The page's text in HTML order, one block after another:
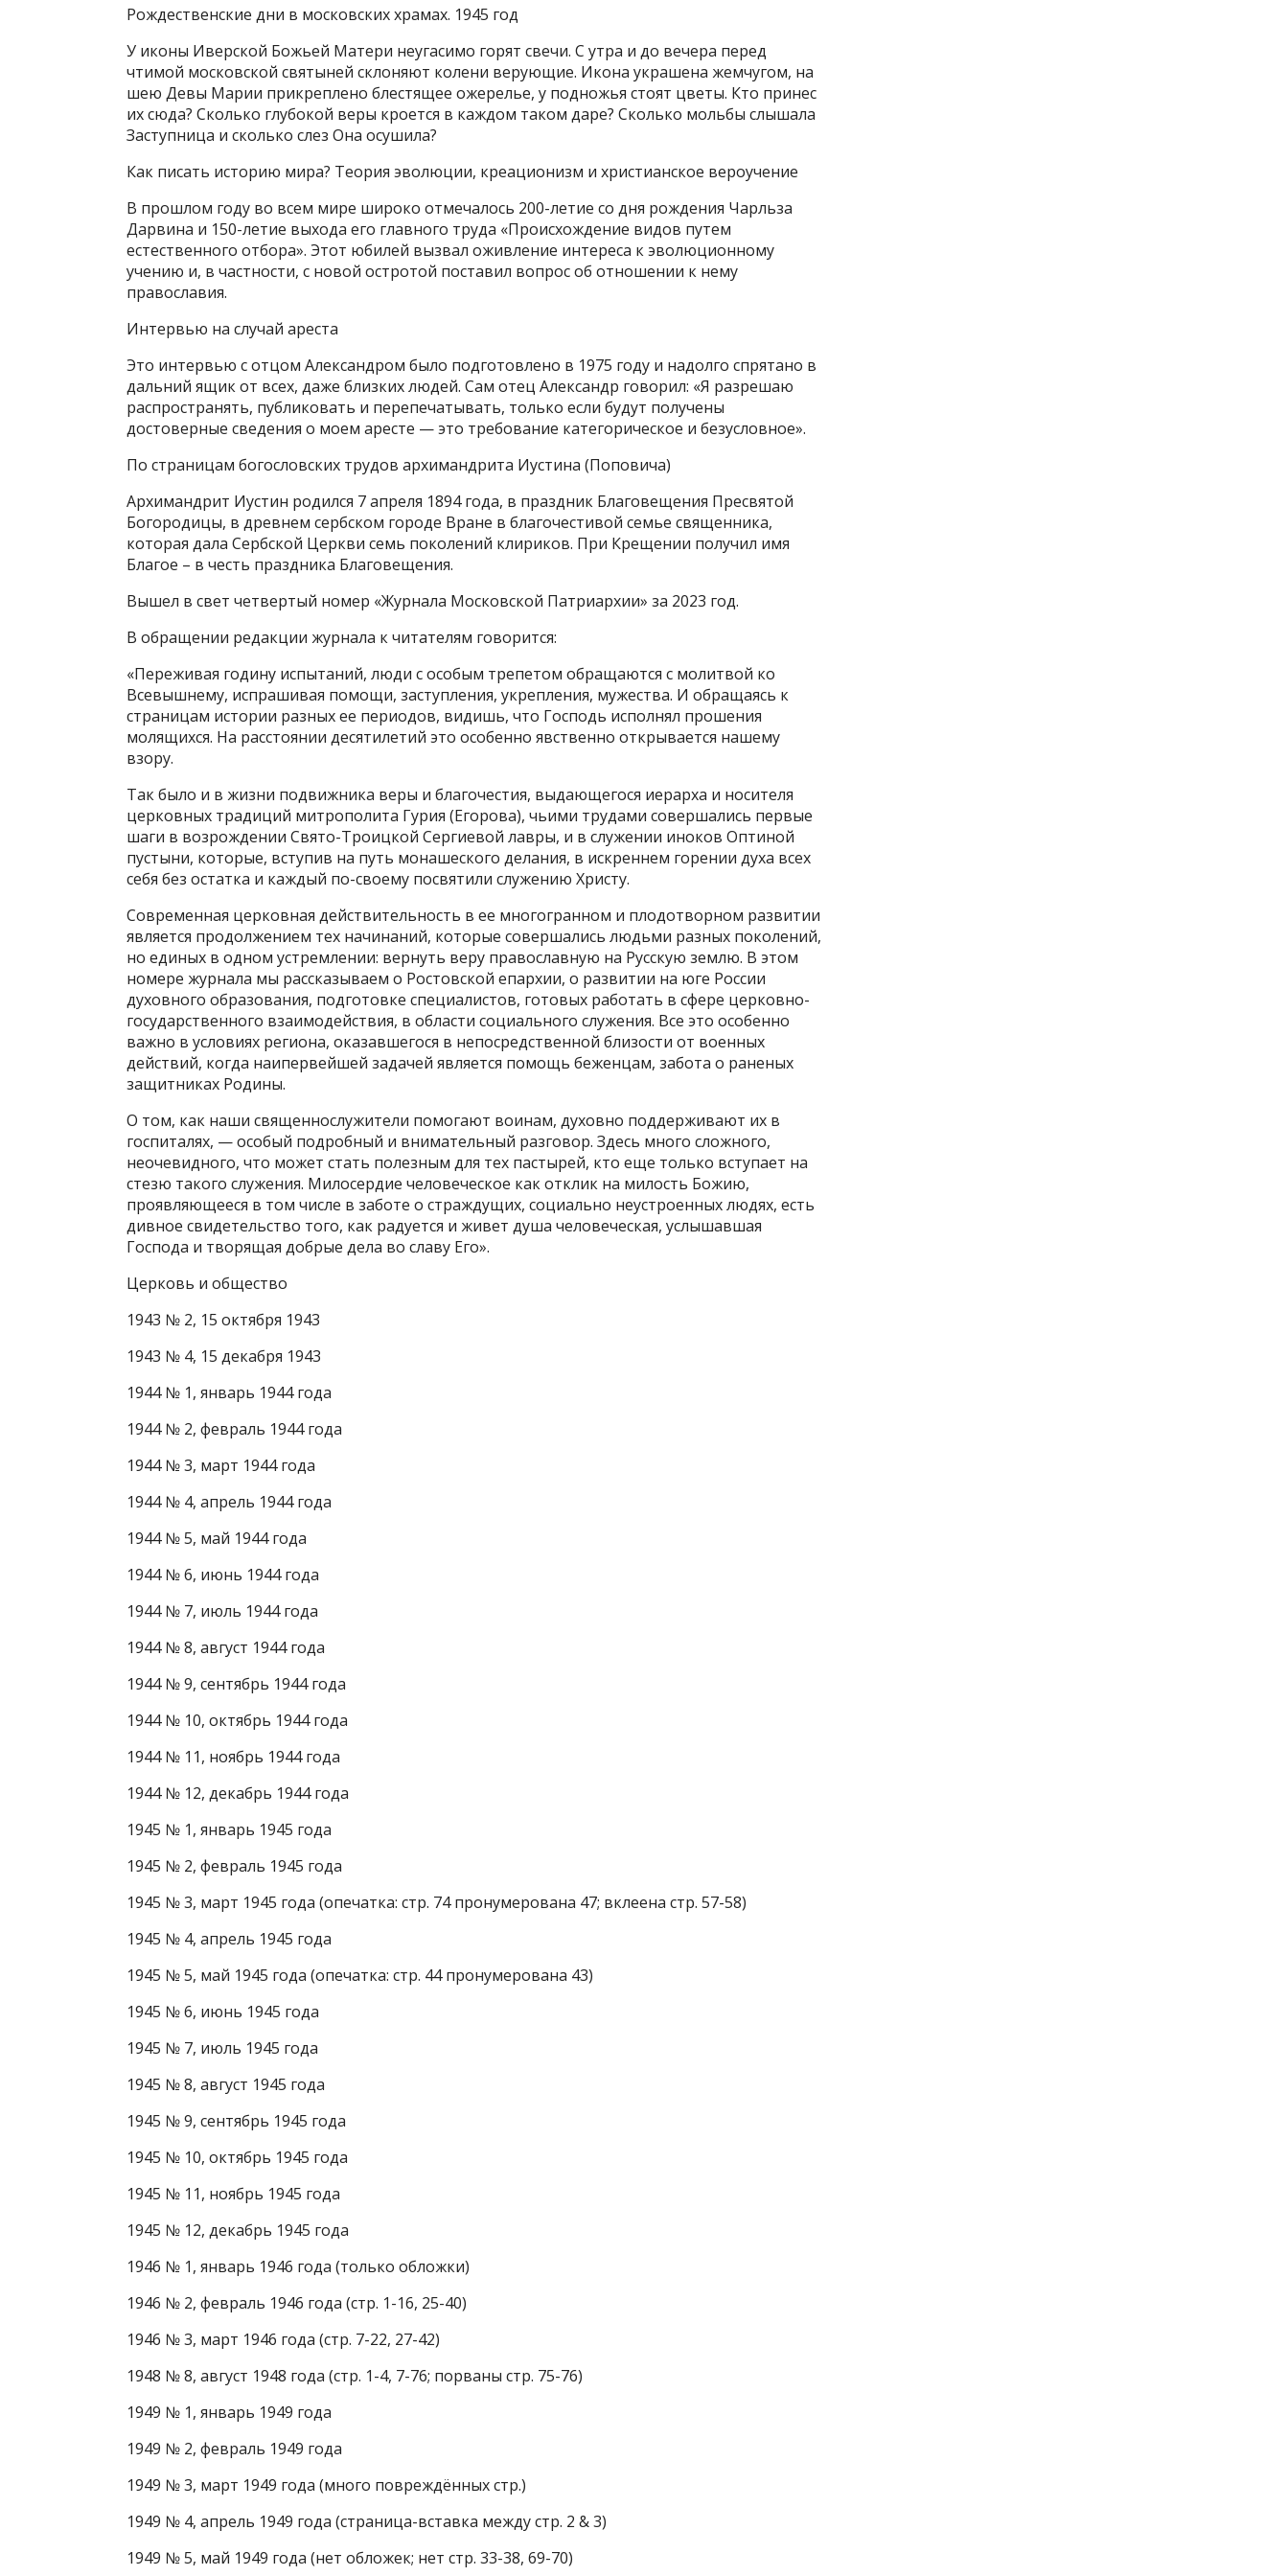
Рождественские дни в московских храмах. 1945 год
У иконы Иверской Божьей Матери неугасимо горят свечи. С утра и до вечера перед
чтимой московской святыней склоняют колени верующие. Икона украшена жемчугом, на
шею Девы Марии прикреплено блестящее ожерелье, у подножья стоят цветы. Кто принес
их сюда? Сколько глубокой веры кроется в каждом таком даре? Сколько мольбы слышала
Заступница и сколько слез Она осушила?
Как писать историю мира? Теория эволюции, креационизм и христианское вероучение
В прошлом году во всем мире широко отмечалось 200-летие со дня рождения Чарльза
Дарвина и 150-летие выхода его главного труда «Происхождение видов путем
естественного отбора». Этот юбилей вызвал оживление интереса к эволюционному
учению и, в частности, с новой остротой поставил вопрос об отношении к нему
православия.
Интервью на случай ареста
Это интервью с отцом Александром было подготовлено в 1975 году и надолго спрятано в
дальний ящик от всех, даже близких людей. Сам отец Александр говорил: «Я разрешаю
распространять, публиковать и перепечатывать, только если будут получены
достоверные сведения о моем аресте — это требование категорическое и безусловное».
По страницам богословских трудов архимандрита Иустина (Поповича)
Архимандрит Иустин родился 7 апреля 1894 года, в праздник Благовещения Пресвятой
Богородицы, в древнем сербском городе Вране в благочестивой семье священника,
которая дала Сербской Церкви семь поколений клириков. При Крещении получил имя
Благое – в честь праздника Благовещения.
Вышел в свет четвертый номер «Журнала Московской Патриархии» за 2023 год.
В обращении редакции журнала к читателям говорится:
«Переживая годину испытаний, люди с особым трепетом обращаются с молитвой ко
Всевышнему, испрашивая помощи, заступления, укрепления, мужества. И обращаясь к
страницам истории разных ее периодов, видишь, что Господь исполнял прошения
молящихся. На расстоянии десятилетий это особенно явственно открывается нашему
взору.
Так было и в жизни подвижника веры и благочестия, выдающегося иерарха и носителя
церковных традиций митрополита Гурия (Егорова), чьими трудами совершались первые
шаги в возрождении Свято-Троицкой Сергиевой лавры, и в служении иноков Оптиной
пустыни, которые, вступив на путь монашеского делания, в искреннем горении духа всех
себя без остатка и каждый по-своему посвятили служению Христу.
Современная церковная действительность в ее многогранном и плодотворном развитии
является продолжением тех начинаний, которые совершались людьми разных поколений,
но единых в одном устремлении: вернуть веру православную на Русскую землю. В этом
номере журнала мы рассказываем о Ростовской епархии, о развитии на юге России
духовного образования, подготовке специалистов, готовых работать в сфере церковно-
государственного взаимодействия, в области социального служения. Все это особенно
важно в условиях региона, оказавшегося в непосредственной близости от военных
действий, когда наипервейшей задачей является помощь беженцам, забота о раненых
защитниках Родины.
О том, как наши священнослужители помогают воинам, духовно поддерживают их в
госпиталях, — особый подробный и внимательный разговор. Здесь много сложного,
неочевидного, что может стать полезным для тех пастырей, кто еще только вступает на
стезю такого служения. Милосердие человеческое как отклик на милость Божию,
проявляющееся в том числе в заботе о страждущих, социально неустроенных людях, есть
дивное свидетельство того, как радуется и живет душа человеческая, услышавшая
Господа и творящая добрые дела во славу Его».
Церковь и общество
1943 № 2, 15 октября 1943
1943 № 4, 15 декабря 1943
1944 № 1, январь 1944 года
1944 № 2, февраль 1944 года
1944 № 3, март 1944 года
1944 № 4, апрель 1944 года
1944 № 5, май 1944 года
1944 № 6, июнь 1944 года
1944 № 7, июль 1944 года
1944 № 8, август 1944 года
1944 № 9, сентябрь 1944 года
1944 № 10, октябрь 1944 года
1944 № 11, ноябрь 1944 года
1944 № 12, декабрь 1944 года
1945 № 1, январь 1945 года
1945 № 2, февраль 1945 года
1945 № 3, март 1945 года (опечатка: стр. 74 пронумерована 47; вклеена стр. 57-58)
1945 № 4, апрель 1945 года
1945 № 5, май 1945 года (опечатка: стр. 44 пронумерована 43)
1945 № 6, июнь 1945 года
1945 № 7, июль 1945 года
1945 № 8, август 1945 года
1945 № 9, сентябрь 1945 года
1945 № 10, октябрь 1945 года
1945 № 11, ноябрь 1945 года
1945 № 12, декабрь 1945 года
1946 № 1, январь 1946 года (только обложки)
1946 № 2, февраль 1946 года (стр. 1-16, 25-40)
1946 № 3, март 1946 года (стр. 7-22, 27-42)
1948 № 8, август 1948 года (стр. 1-4, 7-76; порваны стр. 75-76)
1949 № 1, январь 1949 года
1949 № 2, февраль 1949 года
1949 № 3, март 1949 года (много повреждённых стр.)
1949 № 4, апрель 1949 года (страница-вставка между стр. 2 & 3)
1949 № 5, май 1949 года (нет обложек; нет стр. 33-38, 69-70)